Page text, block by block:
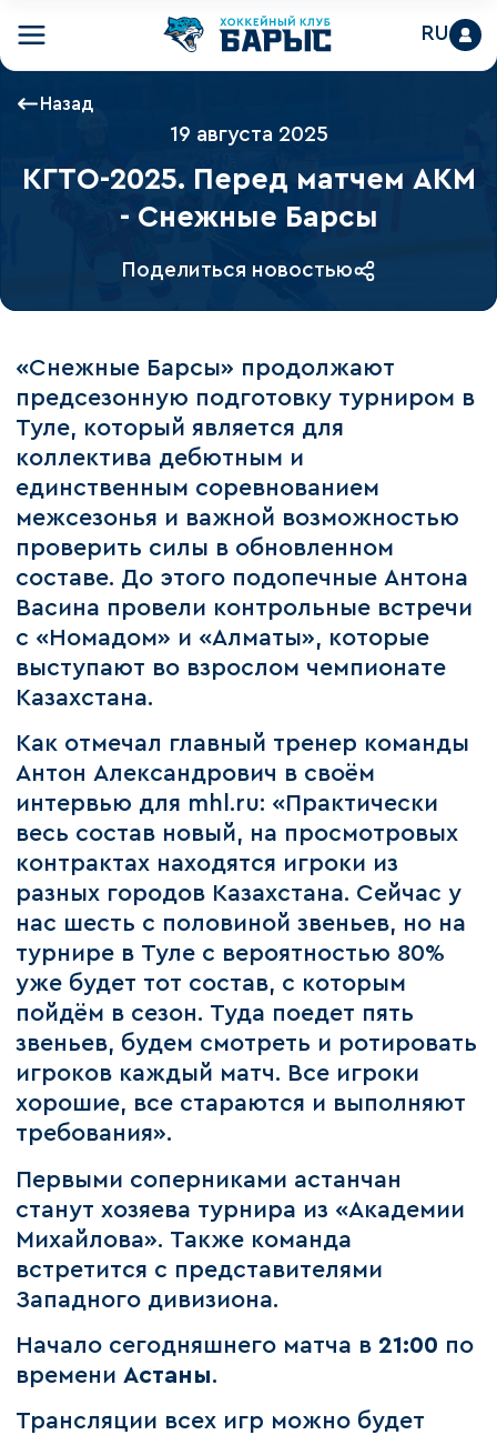
RU
Назад
19 августа 2025
КГТО-2025. Перед матчем АКМ
- Снежные Барсы
Поделиться новостью
«Снежные Барсы» продолжают
предсезонную подготовку турниром в
Туле, который является для
коллектива дебютным и
единственным соревнованием
межсезонья и важной возможностью
проверить силы в обновленном
составе. До этого подопечные Антона
Васина провели контрольные встречи
с «Номадом» и «Алматы», которые
выступают во взрослом чемпионате
Казахстана.
Как отмечал главный тренер команды
Антон Александрович в своём
интервью для mhl.ru: «Практически
весь состав новый, на просмотровых
контрактах находятся игроки из
разных городов Казахстана. Сейчас у
нас шесть с половиной звеньев, но на
турнире в Туле с вероятностью 80%
уже будет тот состав, с которым
пойдём в сезон. Туда поедет пять
звеньев, будем смотреть и ротировать
игроков каждый матч. Все игроки
хорошие, все стараются и выполняют
требования».
Первыми соперниками астанчан
станут хозяева турнира из «Академии
Михайлова». Также команда
встретится с представителями
Западного дивизиона.
Начало сегодняшнего матча в 21:00 по
времени Астаны.
Трансляции всех игр можно будет